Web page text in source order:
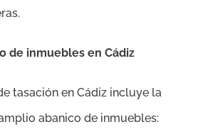
de inmuebles en Cádiz
tasación en Cádiz incluye la
abanico de inmuebles: